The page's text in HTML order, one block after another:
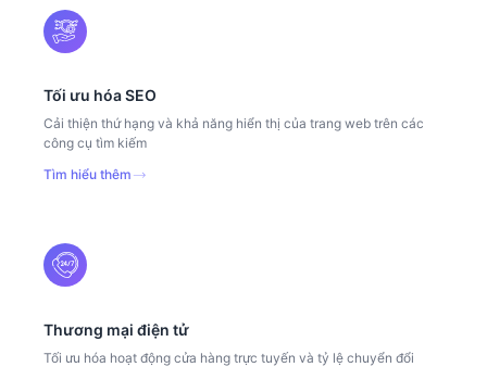
Tối ưu hóa SEO
Cải thiện thứ hạng và khả năng hiển thị của trang web trên các
công cụ tìm kiếm
Tìm hiểu thêm
Thương mại điện tử
Tối ưu hóa hoạt động cửa hàng trực tuyến và tỷ lệ chuyển đổi